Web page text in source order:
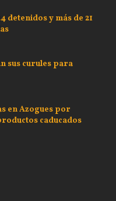
y más de 21
sus curules para
en Azogues por
caducados